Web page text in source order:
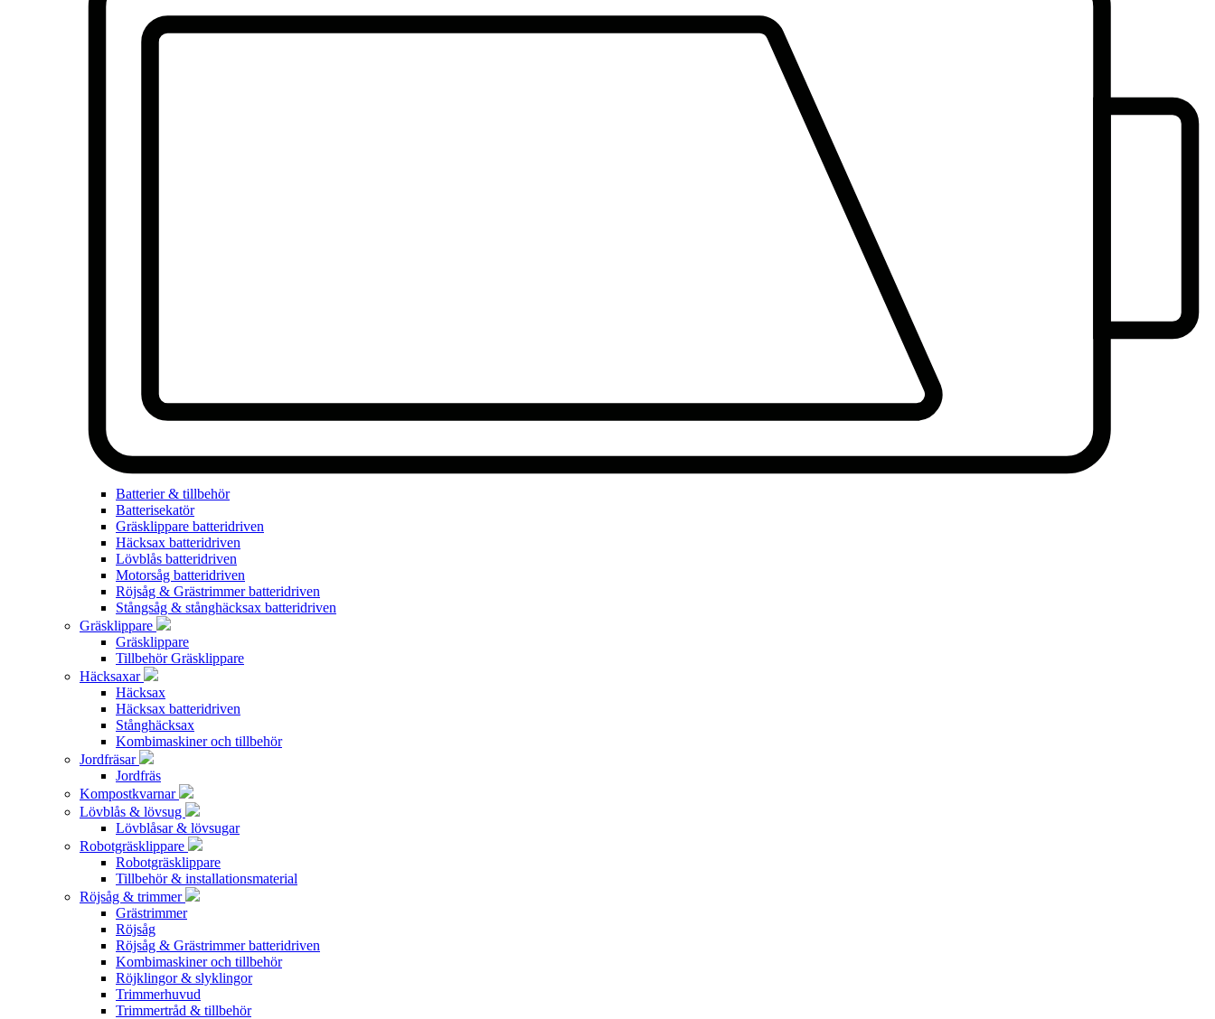
Batterier & tillbehör
Batterisekatör
Gräsklippare batteridriven
Häcksax batteridriven
Lövblås batteridriven
Motorsåg batteridriven
Röjsåg & Grästrimmer batteridriven
Stångsåg & stånghäcksax batteridriven
Gräsklippare
Gräsklippare
Tillbehör Gräsklippare
Häcksaxar
Häcksax
Häcksax batteridriven
Stånghäcksax
Kombimaskiner och tillbehör
Jordfräsar
Jordfräs
Kompostkvarnar
Lövblås & lövsug
Lövblåsar & lövsugar
Robotgräsklippare
Robotgräsklippare
Tillbehör & installationsmaterial
Röjsåg & trimmer
Grästrimmer
Röjsåg
Röjsåg & Grästrimmer batteridriven
Kombimaskiner och tillbehör
Röjklingor & slyklingor
Trimmerhuvud
Trimmertråd & tillbehör